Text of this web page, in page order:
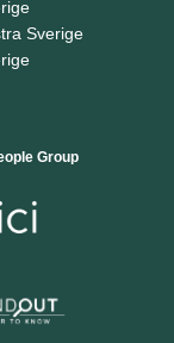
Sverige
Group